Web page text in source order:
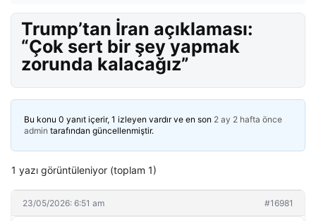
Trump’tan İran açıklaması:
“Çok sert bir şey yapmak
zorunda kalacağız”
Bu konu 0 yanıt içerir, 1 izleyen vardır ve en son 2 ay 2 hafta önce
admin tarafından güncellenmiştir.
1 yazı görüntüleniyor (toplam 1)
23/05/2026: 6:51 am #16981